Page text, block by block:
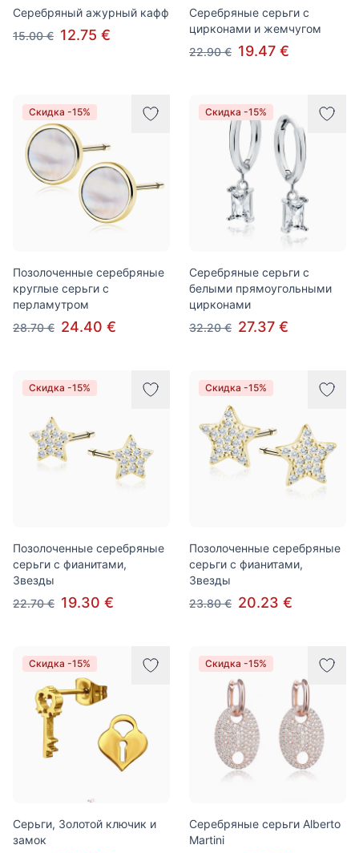
Серебряный ажурный кафф
15.00 € 12.75 €
Серебряные серьги с
цирконами и жемчугом
22.90 € 19.47 €
Скидка -15%
Позолоченные серебряные
круглые серьги с
перламутром
28.70 € 24.40 €
Скидка -15%
Серебряные серьги с
белыми прямоугольными
цирконами
32.20 € 27.37 €
Скидка -15%
Позолоченные серебряные
серьги с фианитами,
Звезды
22.70 € 19.30 €
Скидка -15%
Позолоченные серебряные
серьги с фианитами,
Звезды
23.80 € 20.23 €
Скидка -15%
Серьги, Золотой ключик и
замок
Скидка -15%
Серебряные серьги Alberto
Martini